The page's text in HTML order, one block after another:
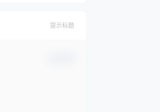
提示标题